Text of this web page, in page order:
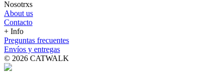
Nosotrxs
About us
Contacto
+ Info
Preguntas frecuentes
Envíos y entregas
© 2026 CATWALK